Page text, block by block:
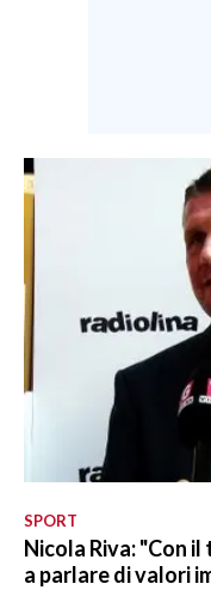
SPORT
Nicola Riva: "Con
a parlare di valori